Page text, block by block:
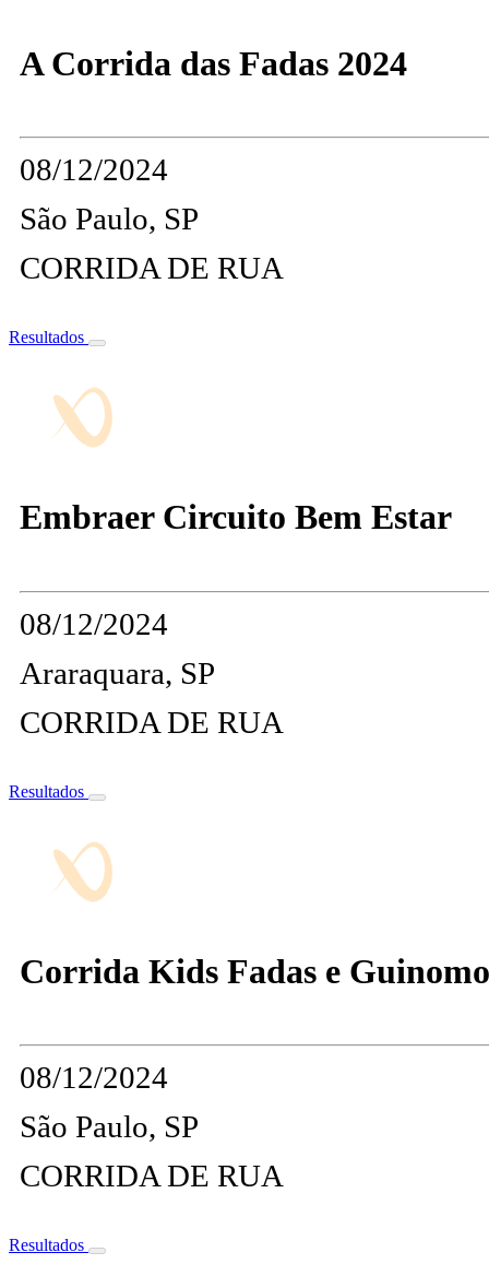
A Corrida das Fadas 2024
08/12/2024
São Paulo, SP
CORRIDA DE RUA
Resultados
Embraer Circuito Bem Estar
08/12/2024
Araraquara, SP
CORRIDA DE RUA
Resultados
Corrida Kids Fadas e
08/12/2024
São Paulo, SP
CORRIDA DE RUA
Resultados